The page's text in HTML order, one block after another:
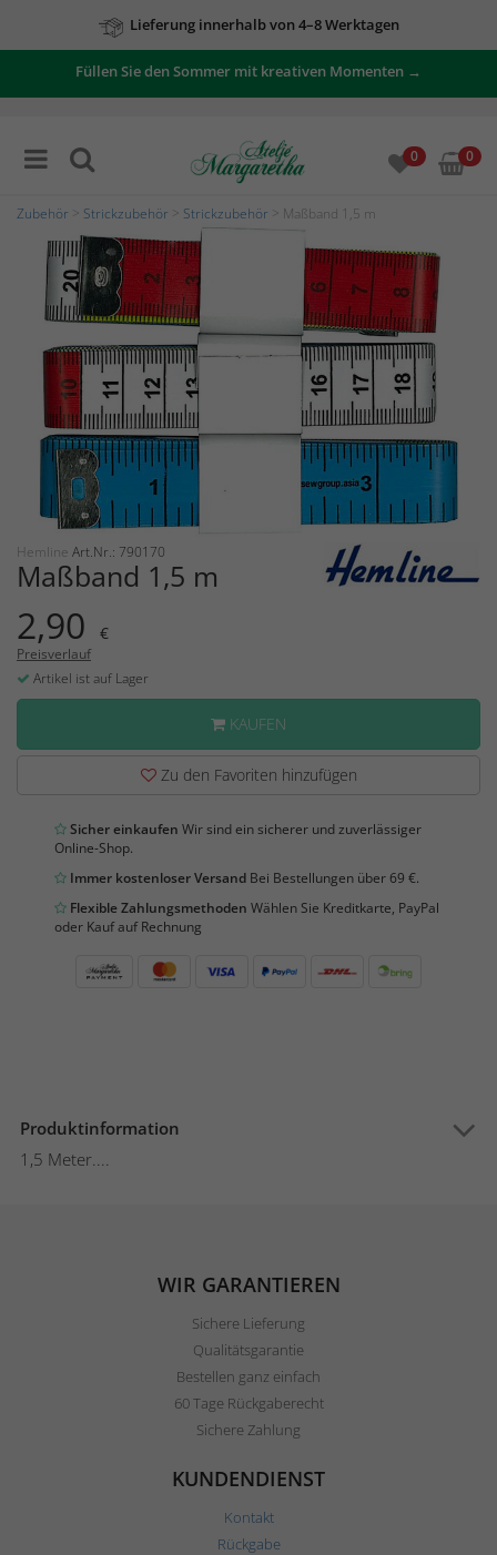
Lieferung innerhalb von 4–8 Werktagen
Füllen Sie den Sommer mit kreativen Momenten →
0 0
Zubehör Strickzubehör Strickzubehör > Maßband 1,5 m
Hemline Art.Nr.: 790170
Maßband 1,5 m
2,90 €
Preisverlauf
Artikel ist auf Lager
KAUFEN
Zu den Favoriten hinzufügen
Sicher einkaufen Wir sind ein sicherer und zuverlässiger
Online-Shop.
Immer kostenloser Versand Bei Bestellungen über 69 €.
Flexible Zahlungsmethoden Wählen Sie Kreditkarte, PayPal
oder Kauf auf Rechnung
Produktinformation
1,5 Meter....
WIR GARANTIEREN
Sichere Lieferung
Qualitätsgarantie
Bestellen ganz einfach
60 Tage Rückgaberecht
Sichere Zahlung
KUNDENDIENST
Kontakt
Rückgabe